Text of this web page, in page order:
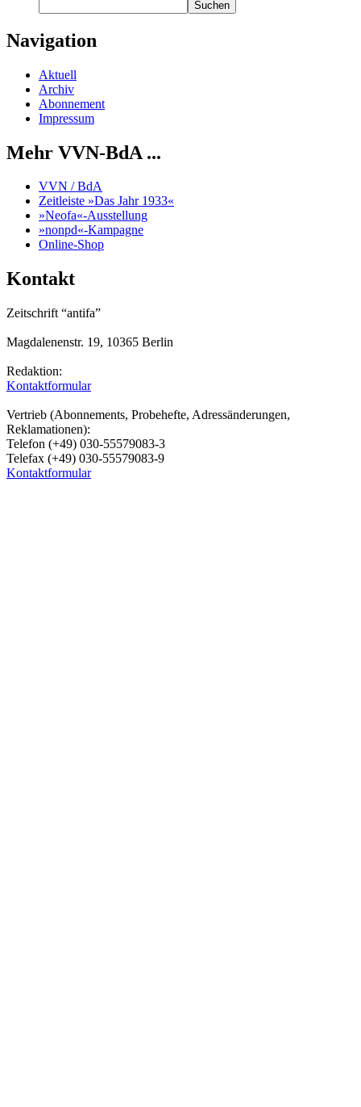
Suchen
Navigation
Aktuell
Archiv
Abonnement
Impressum
Mehr VVN-BdA ...
VVN / BdA
Zeitleiste »Das Jahr 1933«
»Neofa«-Ausstellung
»nonpd«-Kampagne
Online-Shop
Kontakt
Zeitschrift “antifa”
Magdalenenstr. 19, 10365 Berlin
Redaktion:
Kontaktformular
Vertrieb (Abonnements, Probehefte, Adressänderungen,
Reklamationen):
Telefon (+49) 030-55579083-3
Telefax (+49) 030-55579083-9
Kontaktformular